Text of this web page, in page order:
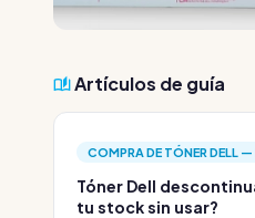
Artículos de guía
COMPRA DE TÓNER DELL
Tóner Dell
tu stock sin usar?